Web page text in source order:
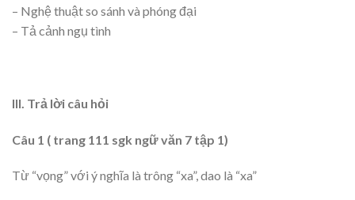
– Nghệ thuật so sánh và phóng đại
– Tả cảnh ngụ tình
III. Trả lời câu hỏi
Câu 1 ( trang 111 sgk ngữ văn 7 tập 1)
Từ “vọng” với ý nghĩa là trông “xa”, dao là “xa”